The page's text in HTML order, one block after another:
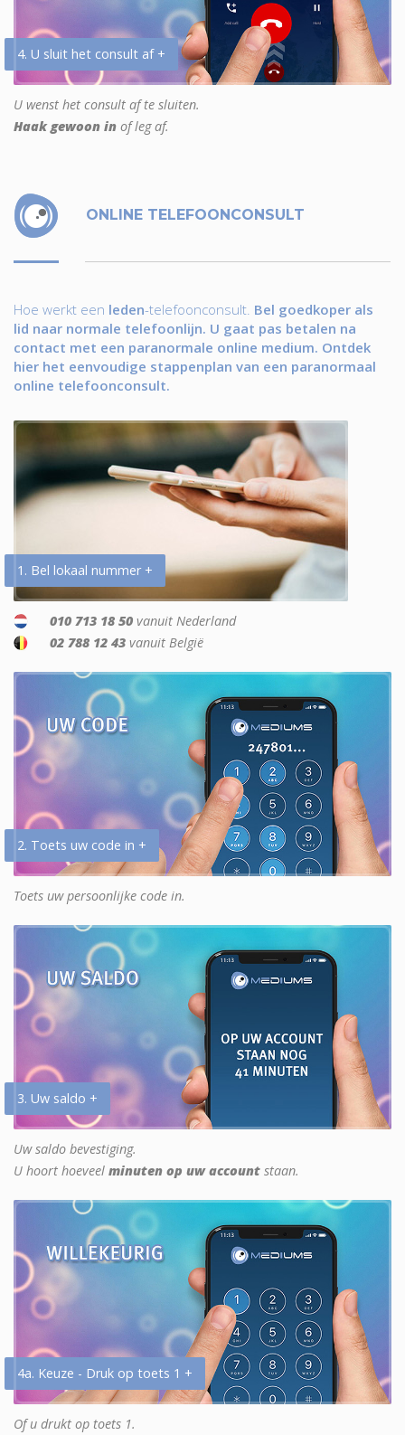
4. U sluit het consult af +
U wenst het consult af te sluiten.
Haak gewoon in of leg af.
ONLINE TELEFOONCONSULT
Hoe werkt een leden-telefoonconsult. Bel goedkoper als
lid naar normale telefoonlijn. U gaat pas betalen na
contact met een paranormale online medium. Ontdek
hier het eenvoudige stappenplan van een paranormaal
online telefoonconsult.
1. Bel lokaal nummer +
010 713 18 50 vanuit Nederland
02 788 12 43 vanuit België
2. Toets uw code in +
Toets uw persoonlijke code in.
3. Uw saldo +
Uw saldo bevestiging.
U hoort hoeveel minuten op uw account staan.
4a. Keuze - Druk op toets 1 +
Of u drukt op toets 1.